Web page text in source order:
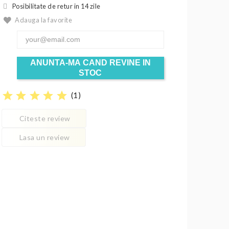
Posibilitate de retur in 14 zile
Adauga la favorite
ANUNTA-MA CAND REVINE IN
STOC
star star star star star (1 )
Citeste review
Lasa un review